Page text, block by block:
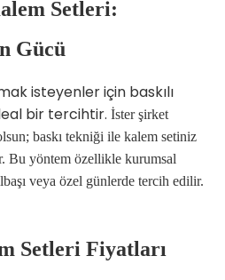
Setleri:
Gücü
isteyenler için baskılı
bir tercihtir. İster şirket
baskı tekniği ile kalem setiniz
Bu yöntem özellikle kurumsal
veya özel günlerde tercih edilir.
Setleri Fiyatları